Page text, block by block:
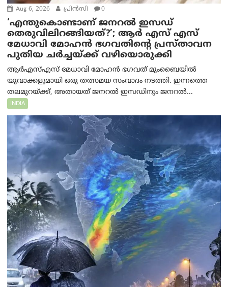
Aug 6, 2026 പ്രിന്‍സി 0
‘എന്തുകൊണ്ടാണ് ജനറൽ ഇസഡ്
തെരുവിലിറങ്ങിയത്?’; ആര്‍ എസ് എസ്
മേധാവി മോഹൻ ഭഗവതിന്റെ പ്രസ്താവന
പുതിയ ചര്‍ച്ചയ്ക്ക് വഴിയൊരുക്കി
ആർ‌എസ്‌എസ് മേധാവി മോഹൻ ഭഗവത് മുംബൈയിൽ
യുവാക്കളുമായി ഒരു തത്സമയ സംവാദം നടത്തി. ഇന്നത്തെ
തലമുറയ്ക്ക്, അതായത് ജനറൽ ഇസഡിനും ജനറൽ...
INDIA